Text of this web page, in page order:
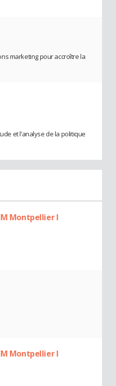
marketing pour accroître la
et l’analyse de la politique
Montpellier I
Montpellier I